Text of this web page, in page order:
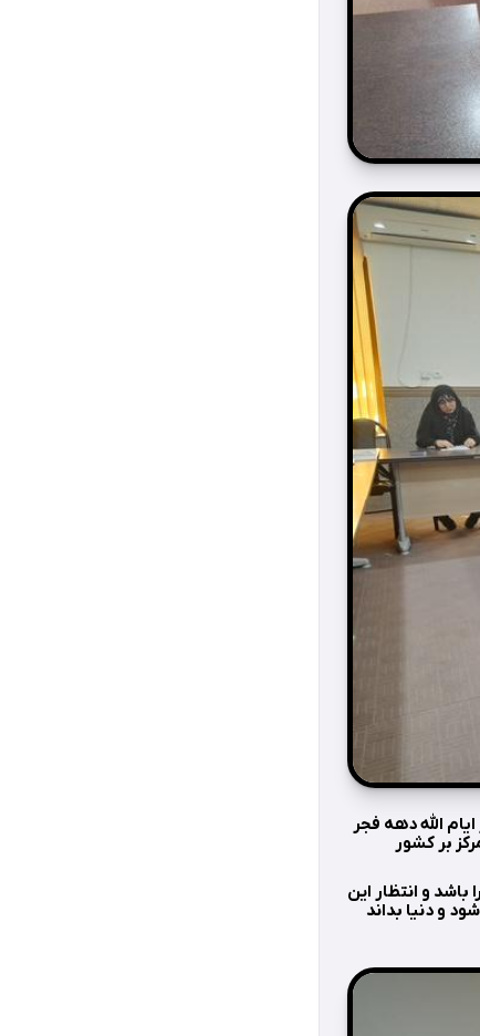
الله دهه فجر
که دوربین های جهانی در روز ۲۲ بهمن متمرکز بر کشور
و انتظار این
و دنیا بداند